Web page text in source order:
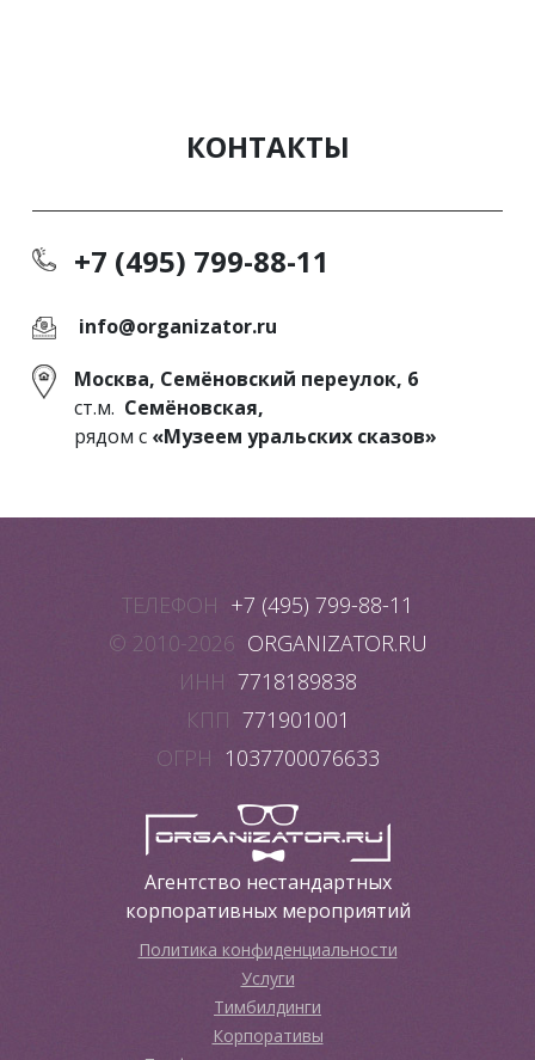
КОНТАКТЫ
+7 (495) 799-88-11
info@organizator.ru
Москва, Семёновский переулок, 6
ст.м. Семёновская,
рядом с «Музеем уральских сказов»
ТЕЛЕФОН +7 (495) 799-88-11
© 2010-2026 ORGANIZATOR.RU
ИНН 7718189838
КПП 771901001
ОГРН 1037700076633
Агентство нестандартных
корпоративных мероприятий
Политика конфиденциальности
Услуги
Тимбилдинги
Корпоративы